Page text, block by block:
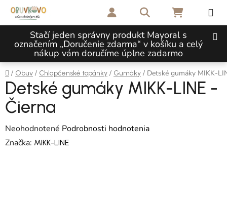
Prejsť na obsah
Stačí jeden správny produkt Mayoral s
označením „Doručenie zdarma“ v košíku a celý
nákup vám doručíme úplne zadarmo
Hľadať NÁKUPNÝ
Domov
/ Obuv / Chlapčenské topánky / Gumáky / Detské gumáky MIKK-
Detské gumáky MIKK-LINE -
Čierna
Priemerné hodnotenie produktu je 0,0 z 5 hviezdičiek.
Neohodnotené Podrobnosti hodnotenia
Značka: MIKK-LINE